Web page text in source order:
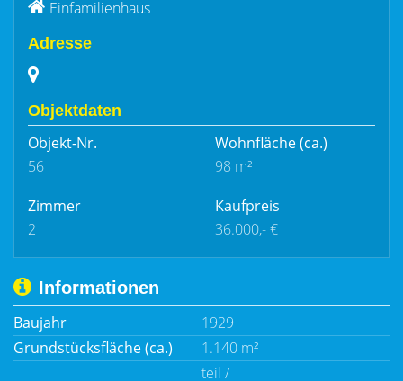
Einfamilienhaus
Adresse
Objektdaten
Objekt-Nr.
56
Wohnfläche(ca.)
98 m²
Zimmer
2
Kaufpreis
36.000,- €
Informationen
Baujahr
1929
Grundstücksfläche (ca.)
1.140 m²
teil /